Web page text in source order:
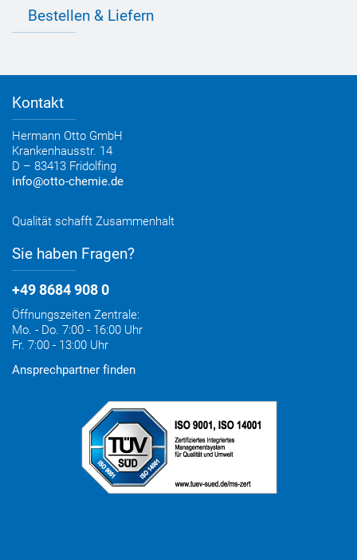
Jobs
Referenzen
Informationen zu Prüfzeichen
Farbempfehlungen
Verbrauchsrechner
Medienportal
Bestellen & Liefern
Bestelloptionen
Elektronischer Rechnungsversand
Entsorgung & Verpackungsrücknahme
Kontakt
Hermann Otto GmbH
Krankenhausstr. 14
D – 83413 Fridolfing
info@otto-chemie.de
Qualität schafft Zusammenhalt
Sie haben Fragen?
+49 8684 908 0
Öffnungszeiten Zentrale:
Mo. - Do. 7:00 - 16:00 Uhr
Fr. 7:00 - 13:00 Uhr
Ansprechpartner finden